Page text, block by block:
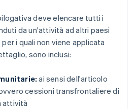
deve elencare tutti i
da un'attività ad altri paesi
i quali non viene applicata
sono inclusi:
ai sensi dell'articolo
cessioni transfrontaliere di
attività